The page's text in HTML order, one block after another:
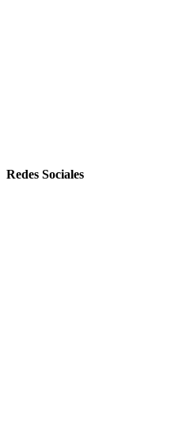
Redes Sociales